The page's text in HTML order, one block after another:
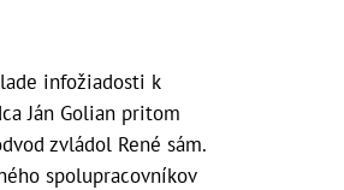
infožiadosti k
Ján Golian pritom
zvládol René sám.
spolupracovníkov